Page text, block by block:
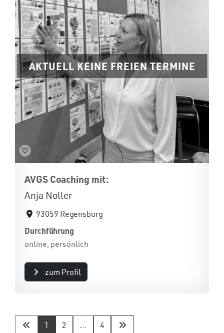
AKTUELL KEINE FREIEN TERMINE
AVGS Coaching mit:
Anja Noller
93059 Regensburg
Durchführung
online, persönlich
zum Profil
1 2 ... 4